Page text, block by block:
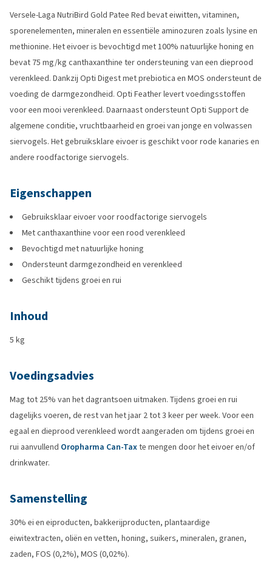
Versele-Laga NutriBird Gold Patee Red bevat eiwitten, vitaminen,
sporenelementen, mineralen en essentiële aminozuren zoals lysine en
methionine. Het eivoer is bevochtigd met 100% natuurlijke honing en
bevat 75 mg/kg canthaxanthine ter ondersteuning van een dieprood
verenkleed. Dankzij Opti Digest met prebiotica en MOS ondersteunt de
voeding de darmgezondheid. Opti Feather levert voedingsstoffen
voor een mooi verenkleed. Daarnaast ondersteunt Opti Support de
algemene conditie, vruchtbaarheid en groei van jonge en volwassen
siervogels. Het gebruiksklare eivoer is geschikt voor rode kanaries en
andere roodfactorige siervogels.
Eigenschappen
Gebruiksklaar eivoer voor roodfactorige siervogels
Met canthaxanthine voor een rood verenkleed
Bevochtigd met natuurlijke honing
Ondersteunt darmgezondheid en verenkleed
Geschikt tijdens groei en rui
Inhoud
5 kg
Voedingsadvies
Mag tot 25% van het dagrantsoen uitmaken. Tijdens groei en rui
dagelijks voeren, de rest van het jaar 2 tot 3 keer per week. Voor een
egaal en dieprood verenkleed wordt aangeraden om tijdens groei en
rui aanvullend Oropharma Can-Taxte mengen door het eivoer en/of
drinkwater.
Samenstelling
30% ei en eiproducten, bakkerijproducten, plantaardige
eiwitextracten, oliën en vetten, honing, suikers, mineralen, granen,
zaden, FOS (0,2%), MOS (0,02%).